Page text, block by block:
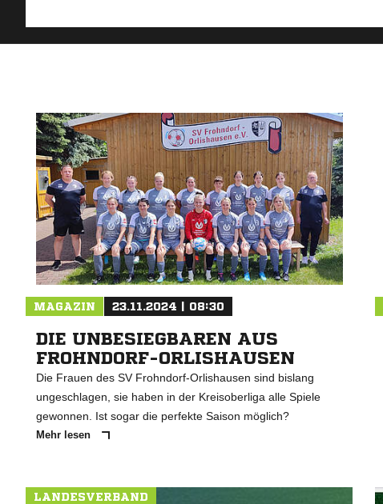
MAGAZIN 23.11.2024 | 08:30
DIE UNBESIEGBAREN AUS
FROHNDORF-ORLISHAUSEN
Die Frauen des SV Frohndorf-Orlishausen sind bislang
ungeschlagen, sie haben in der Kreisoberliga alle Spiele
gewonnen. Ist sogar die perfekte Saison möglich?
Mehr lesen
LANDESVERBAND